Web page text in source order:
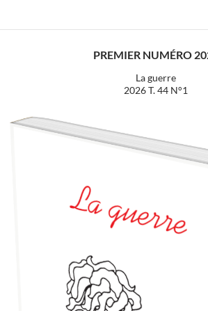
PREMIER NUMÉRO
La guerre
2026 T. 44 N°1